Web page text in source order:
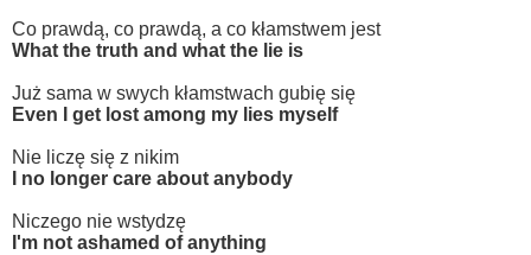
Co prawdą, co prawdą, a co kłamstwem jest
What the truth and what the lie is
Już sama w swych kłamstwach gubię się
Even I get lost among my lies myself
Nie liczę się z nikim
I no longer care about anybody
Niczego nie wstydzę
I'm not ashamed of anything